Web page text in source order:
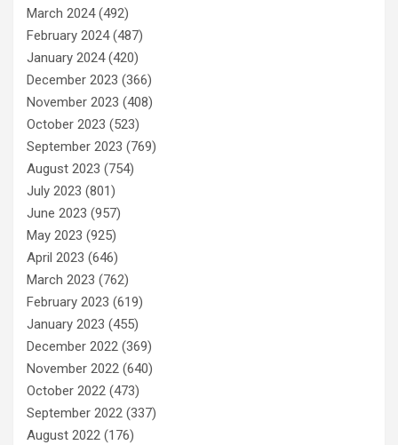
March 2024(492)
February 2024(487)
January 2024(420)
December 2023 (366)
November 2023 (408)
October 2023 (523)
September 2023 (769)
August 2023 (754)
July 2023 (801)
June 2023 (957)
May 2023 (925)
April 2023 (646)
March 2023 (762)
February 2023 (619)
January 2023 (455)
December 2022 (369)
November 2022 (640)
October 2022 (473)
September 2022 (337)
August 2022 (176)